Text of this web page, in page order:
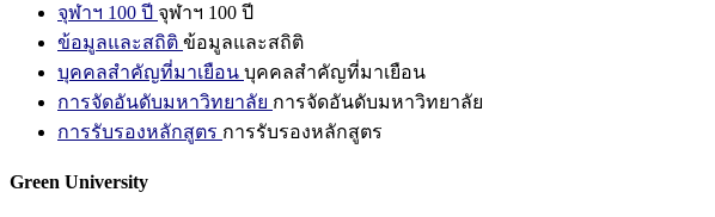
จุฬาฯ 100 ปี จุฬาฯ 100 ปี
ข้อมูลและสถิติ ข้อมูลและสถิติ
บุคคลสำคัญที่มาเยือน บุคคลสำคัญที่มาเยือน
การจัดอันดับมหาวิทยาลัย การจัดอันดับมหาวิทยาลัย
การรับรองหลักสูตร การรับรองหลักสูตร
Green University